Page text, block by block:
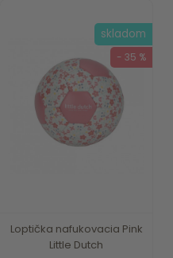
Loptička nafukovacia Pink
Little Dutch
skladom
- 35 %